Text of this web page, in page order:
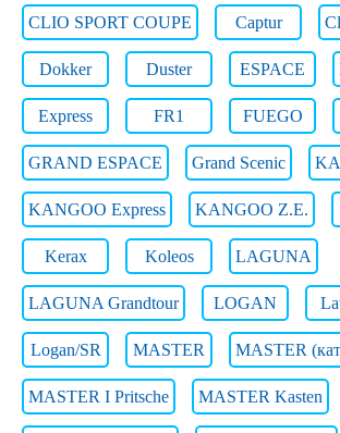
CLIO SPORT COUPE Captur
Dokker Duster ESPACE
Express FR1 FUEGO
GRAND ESPACE Grand Scenic
KANGOO Express KANGOO Z.E.
Kerax Koleos LAGUNA
LAGUNA Grandtour LOGAN
Logan/SR MASTER MASTER
MASTER I Pritsche MASTER Kasten